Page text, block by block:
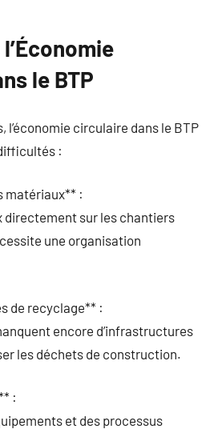
le BTP
l’économie circulaire dans le BTP
:
matériaux** :
directement sur les chantiers
une organisation
de recyclage** :
encore d’infrastructures
les déchets de construction.
:
et des processus